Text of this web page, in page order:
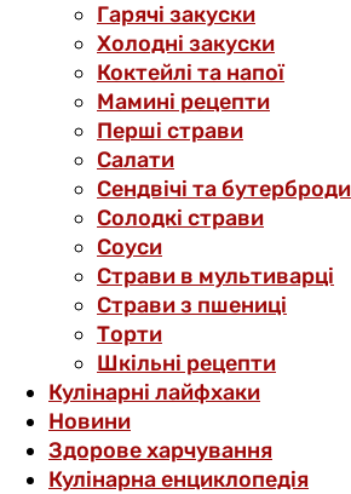
Гарячі закуски
Холодні закуски
Коктейлі та напої
Мамині рецепти
Перші страви
Салати
Сендвічі та бутерброди
Солодкі страви
Соуси
Страви в мультиварці
Страви з пшениці
Торти
Шкільні рецепти
Кулінарні лайфхаки
Новини
Здорове харчування
Кулінарна енциклопедія